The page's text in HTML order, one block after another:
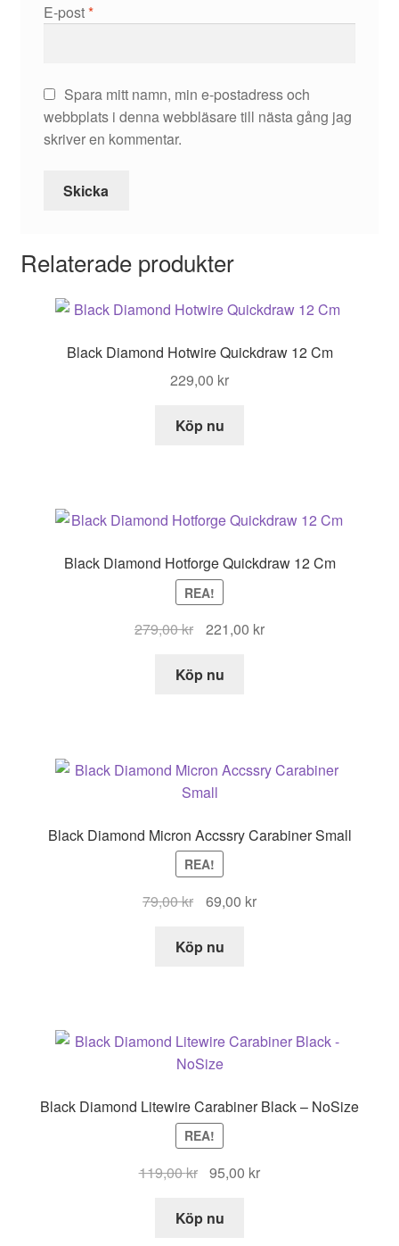
E-post*
Spara mitt namn, min e-postadress och
webbplats i denna webbläsare till nästa gång jag
skriver en kommentar.
Relaterade produkter
Black Diamond Hotwire Quickdraw 12 Cm
229,00 kr
Köp nu
Black Diamond Hotforge Quickdraw 12 Cm
REA!
279,00kr
Det
priset
221,00 krDet
Köp nu
Black Diamond Micron Accssry Carabiner Small
REA!
79,00kr
Det
priset
69,00 krDet
Köp nu
Black Diamond Litewire Carabiner Black – NoSize
REA!
119,00kr Det
priset
95,00 krDet
Köp nu